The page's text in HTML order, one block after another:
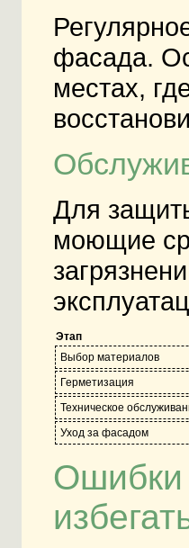
фасада.
местах,
Для
моющие
Этап
Выбор материалов
Герметизация
Техническое
Уход за фасадом
Ошибки